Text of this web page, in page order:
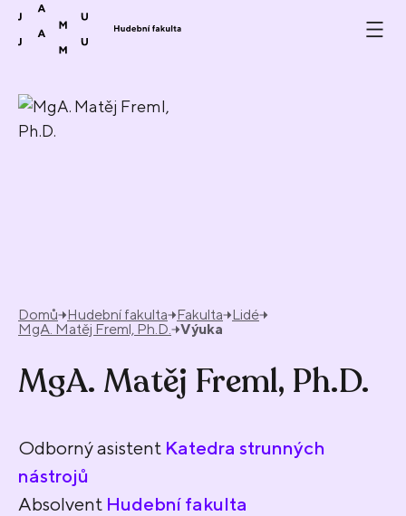
Přeskočit na obsah
Domů Hudební fakulta Fakulta
Lidé
MgA. Matěj Freml, Ph.D. Výuka
MgA. Matěj Freml, Ph.D.
Odborný asistent Katedra strunných
nástrojů
Absolvent Hudební fakulta